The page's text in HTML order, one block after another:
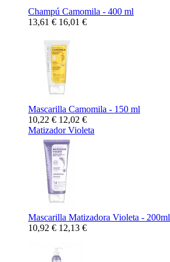
Champú Camomila - 400 ml
13,61 € 16,01 €
Mascarilla Camomila - 150 ml
10,22 € 12,02 €
Matizador Violeta
Mascarilla Matizadora Violeta - 200ml
10,92 € 12,13 €